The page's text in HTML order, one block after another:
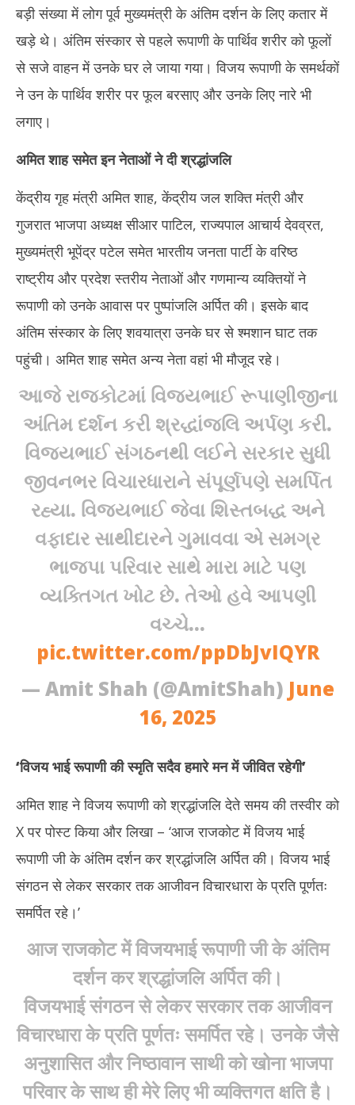
बड़ी संख्या में लोग पूर्व मुख्यमंत्री के अंतिम दर्शन के लिए कतार में
खड़े थे। अंतिम संस्कार से पहले रूपाणी के पार्थिव शरीर को फूलों
से सजे वाहन में उनके घर ले जाया गया। विजय रूपाणी के समर्थकों
ने उन के पार्थिव शरीर पर फूल बरसाए और उनके लिए नारे भी
लगाए।
अमित शाह समेत इन नेताओं ने दी श्रद्धांजलि
केंद्रीय गृह मंत्री अमित शाह, केंद्रीय जल शक्ति मंत्री और
गुजरात भाजपा अध्यक्ष सीआर पाटिल, राज्यपाल आचार्य देवव्रत,
मुख्यमंत्री भूपेंद्र पटेल समेत भारतीय जनता पार्टी के वरिष्ठ
राष्ट्रीय और प्रदेश स्तरीय नेताओं और गणमान्य व्यक्तियों ने
रूपाणी को उनके आवास पर पुष्पांजलि अर्पित की। इसके बाद
अंतिम संस्कार के लिए शवयात्रा उनके घर से श्मशान घाट तक
पहुंची। अमित शाह समेत अन्य नेता वहां भी मौजूद रहे।
આજે રાજકોટમાં વિજયભાઈ રૂપાણીજીના
અંતિમ દર્શન કરી શ્રદ્ધાંજલિ અર્પણ કરી.
વિજયભાઈ સંગઠનથી લઈને સરકાર સુધી
જીવનભર વિચારધારાને સંપૂર્ણપણે સમર્પિત
રહ્યા. વિજયભાઈ જેવા શિસ્તબદ્ધ અને
વફાદાર સાથીદારને ગુમાવવા એ સમગ્ર
ભાજપા પરિવાર સાથે મારા માટે પણ
વ્યક્તિગત ખોટ છે. તેઓ હવે આપણી
વચ્ચે…
pic.twitter.com/ppDbJvIQYR
— Amit Shah (@AmitShah) June
16, 2025
‘विजय भाई रूपाणी की स्मृति सदैव हमारे मन में जीवित रहेगी’
अमित शाह ने विजय रूपाणी को श्रद्धांजलि देते समय की तस्वीर को
X पर पोस्ट किया और लिखा – ‘आज राजकोट में विजय भाई
रूपाणी जी के अंतिम दर्शन कर श्रद्धांजलि अर्पित की। विजय भाई
संगठन से लेकर सरकार तक आजीवन विचारधारा के प्रति पूर्णतः
समर्पित रहे।’
आज राजकोट में विजयभाई रूपाणी जी के अंतिम
दर्शन कर श्रद्धांजलि अर्पित की।
विजयभाई संगठन से लेकर सरकार तक आजीवन
विचारधारा के प्रति पूर्णतः समर्पित रहे। उनके जैसे
अनुशासित और निष्ठावान साथी को खोना भाजपा
परिवार के साथ ही मेरे लिए भी व्यक्तिगत क्षति है।